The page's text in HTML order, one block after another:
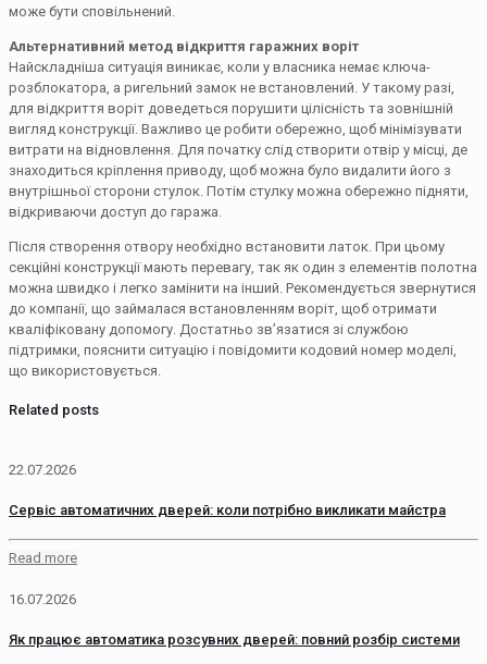
може бути сповільнений.
Альтернативний метод відкриття гаражних воріт
Найскладніша ситуація виникає, коли у власника немає ключа-
розблокатора, а ригельний замок не встановлений. У такому разі,
для відкриття воріт доведеться порушити цілісність та зовнішній
вигляд конструкції. Важливо це робити обережно, щоб мінімізувати
витрати на відновлення. Для початку слід створити отвір у місці, де
знаходиться кріплення приводу, щоб можна було видалити його з
внутрішньої сторони стулок. Потім стулку можна обережно підняти,
відкриваючи доступ до гаража.
Після створення отвору необхідно встановити латок. При цьому
секційні конструкції мають перевагу, так як один з елементів полотна
можна швидко і легко замінити на інший. Рекомендується звернутися
до компанії, що займалася встановленням воріт, щоб отримати
кваліфіковану допомогу. Достатньо зв’язатися зі службою
підтримки, пояснити ситуацію і повідомити кодовий номер моделі,
що використовується.
Related posts
22.07.2026
Сервіс автоматичних дверей: коли потрібно викликати майстра
Read more
16.07.2026
Як працює автоматика розсувних дверей: повний розбір системи